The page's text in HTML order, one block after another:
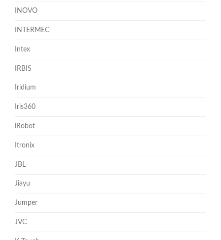
INOVO
INTERMEC
Intex
IRBIS
Iridium
Iris360
iRobot
Itronix
JBL
Jiayu
Jumper
JVC